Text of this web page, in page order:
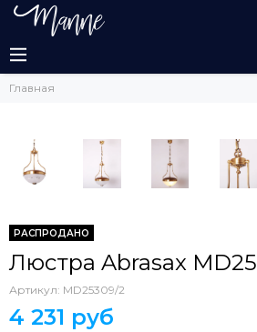
Главная
РАСПРОДАНО
Люстра Abrasax
Артикул: MD25309/2
4 231 руб